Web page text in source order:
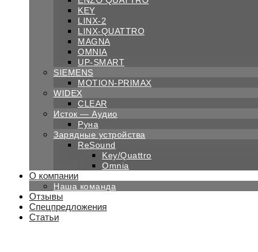
KEY
LINX-2
LINX-QUATTRO
MAGNA
OMNIA
UP-SMART
SIEMENS
MOTION-PRIMAX
WIDEX
CLEAR
Исток — Аудио
Руна
Зарядные устройства
ReSound
Key/Quattro
Omnia
О компании
Наша команда
Отзывы
Спецпредложения
Статьи